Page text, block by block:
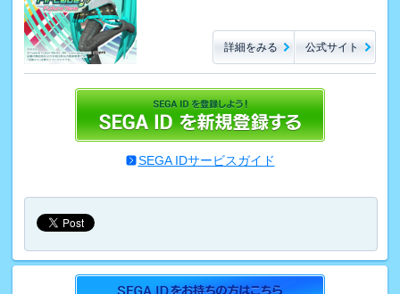
詳細をみる 公式サイト
SEGA IDサービスガイド